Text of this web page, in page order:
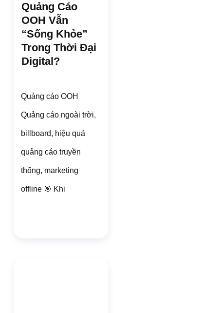
Quảng Cáo
OOH Vẫn
“sống Khỏe”
Trong Thời Đại
Digital?
Quảng cáo OOH
Quảng cáo ngoài trời,
billboard, hiệu quả
quảng cáo truyền
thống, marketing
offline 🎯 Khi